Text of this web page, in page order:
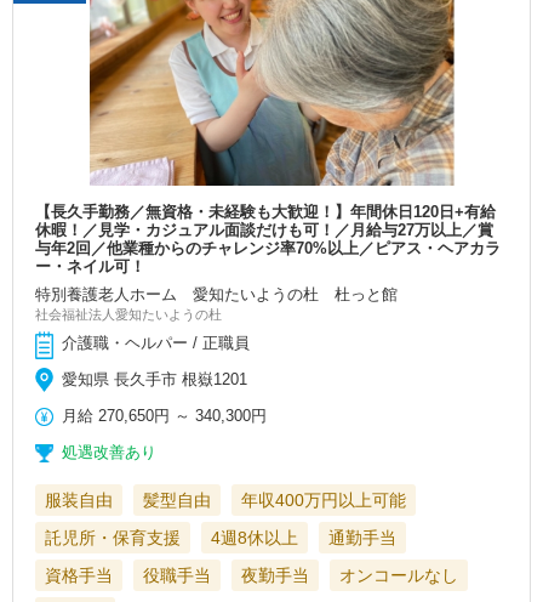
【長久手勤務／無資格・未経験も大歓迎！】年間休日120日+有給
休暇！／見学・カジュアル面談だけも可！／月給与27万以上／賞
与年2回／他業種からのチャレンジ率70%以上／ピアス・ヘアカラ
ー・ネイル可！
特別養護老人ホーム 愛知たいようの杜 杜っと館
社会福祉法人愛知たいようの杜
介護職・ヘルパー / 正職員
愛知県 長久手市 根嶽1201
月給 270,650円 ～340,300円
処遇改善あり
服装自由 髪型自由
年収400万円以上可能
託児所・保育支援
4週8休以上
通勤手当
資格手当
役職手当 夜勤手当
オンコールなし